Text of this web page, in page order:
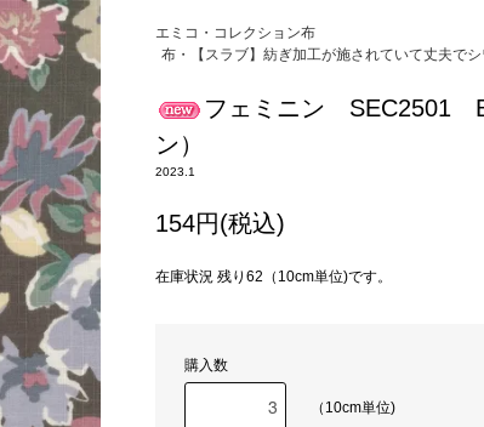
エミコ・コレクション布
布・【スラブ】紡ぎ加工が施されていて丈夫で
フェミニン SEC2501
ン）
2023.1
154円(税込)
在庫状況 残り62（10cm単位)です。
購入数
（10cm単位)